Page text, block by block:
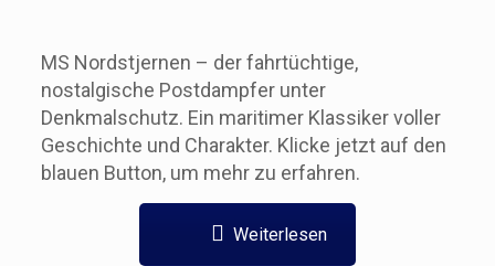
MS Nordstjernen – der fahrtüchtige,
nostalgische Postdampfer unter
Denkmalschutz. Ein maritimer Klassiker voller
Geschichte und Charakter. Klicke jetzt auf den
blauen Button, um mehr zu erfahren.
Weiterlesen